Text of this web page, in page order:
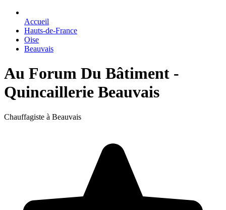
Accueil
Hauts-de-France
Oise
Beauvais
Au Forum Du Bâtiment -
Quincaillerie Beauvais
Chauffagiste à Beauvais